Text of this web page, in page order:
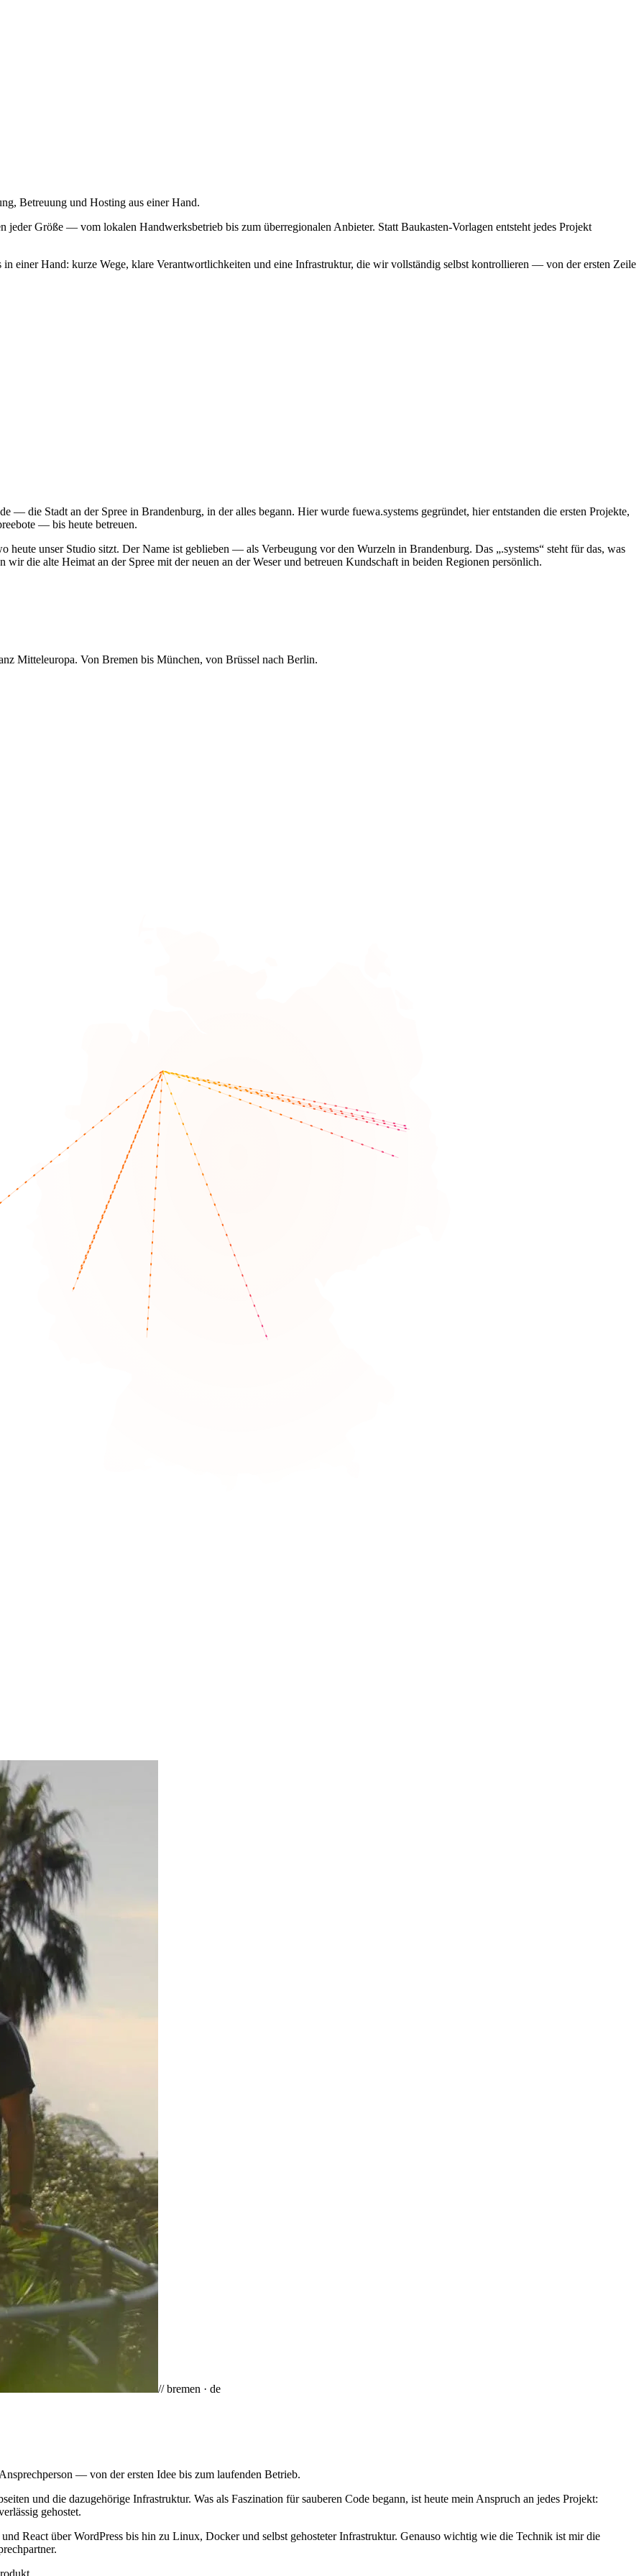
Betreuung und Hosting aus einer Hand.
Größe — vom lokalen Handwerksbetrieb bis zum überregionalen Anbieter. Statt Baukasten-Vorlagen entsteht jedes Projekt
einer Hand: kurze Wege, klare Verantwortlichkeiten und eine Infrastruktur, die wir vollständig selbst kontrollieren — von der ersten Zeile
— die Stadt an der Spree in Brandenburg, in der alles begann. Hier wurde fuewa.systems gegründet, hier entstanden die ersten Projekte,
— bis heute betreuen.
heute unser Studio sitzt. Der Name ist geblieben — als Verbeugung vor den Wurzeln in Brandenburg. Das „.systems“ steht für das, was
die alte Heimat an der Spree mit der neuen an der Weser und betreuen Kundschaft in beiden Regionen persönlich.
Mitteleuropa. Von Bremen bis München, von Brüssel nach Berlin.
// bremen · de
— von der ersten Idee bis zum laufenden Betrieb.
und die dazugehörige Infrastruktur. Was als Faszination für sauberen Code begann, ist heute mein Anspruch an jedes Projekt:
gehostet.
React über WordPress bis hin zu Linux, Docker und selbst gehosteter Infrastruktur. Genauso wichtig wie die Technik ist mir die